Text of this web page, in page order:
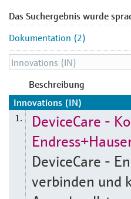
Das Suchergebnis wurde
Dokumentation (2)
Beschreibung
Innovations (IN)
1.
DeviceCare -
DeviceCare -
verbinden und